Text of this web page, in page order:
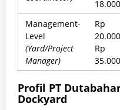
Management-
Level
(Yard/Project
Manager)
Rp
Rp
Profil PT
Dockyard